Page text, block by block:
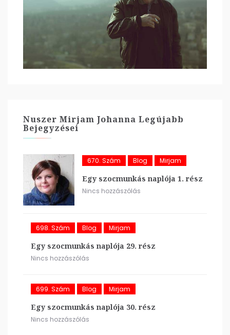
Nuszer Mirjam Johanna Legújabb
Bejegyzései
670. Szám Blog Mirjam
Egy szocmunkás naplója 1. rész
Nincs hozzászólás
698. Szám Blog Mirjam
Egy szocmunkás naplója 29. rész
Nincs hozzászólás
699. Szám Blog Mirjam
Egy szocmunkás naplója 30. rész
Nincs hozzászólás